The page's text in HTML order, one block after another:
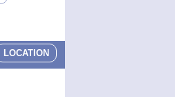
LOCATION